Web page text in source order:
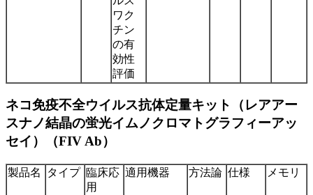
ワク
チン
の有
効性
評価
ネコ免疫不全ウイルス抗体定量キット（レアアー
スナノ結晶の蛍光イムノクロマトグラフィーアッ
セイ）（FIV Ab）
製品名 タイプ 臨床応
用
適用機器 方法論 仕様 メモリ